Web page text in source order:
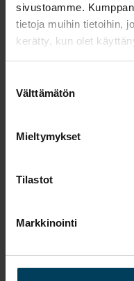
sivustoamme.
tietoja muihin tietoihin,
kerätty, kun olet
valinta
Välttämätön
Mieltymykset
Tilastot
Markkinointi
Your